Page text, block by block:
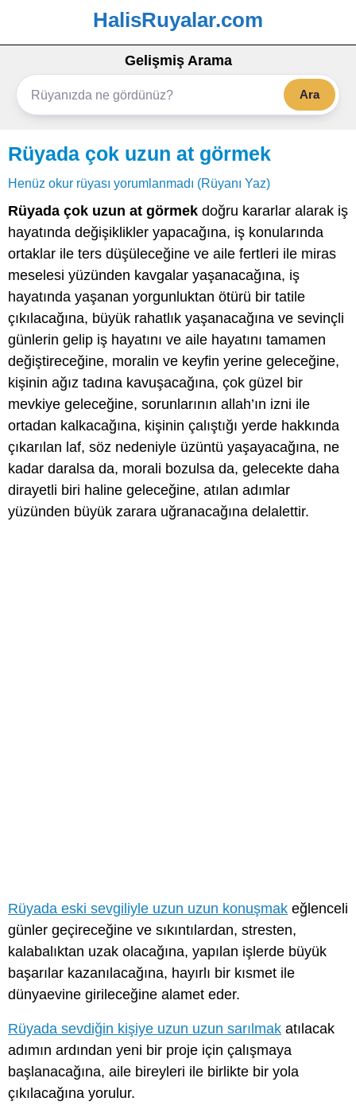
HalisRuyalar.com
Gelişmiş Arama
Ara
Rüyada çok uzun at görmek
Henüz okur rüyası yorumlanmadı (Rüyanı Yaz)
Rüyada çok uzun at görmek doğru kararlar alarak iş
hayatında değişiklikler yapacağına, iş konularında
ortaklar ile ters düşüleceğine ve aile fertleri ile miras
meselesi yüzünden kavgalar yaşanacağına, iş
hayatında yaşanan yorgunluktan ötürü bir tatile
çıkılacağına, büyük rahatlık yaşanacağına ve sevinçli
günlerin gelip iş hayatını ve aile hayatını tamamen
değiştireceğine, moralin ve keyfin yerine geleceğine,
kişinin ağız tadına kavuşacağına, çok güzel bir
mevkiye geleceğine, sorunlarının allah’ın izni ile
ortadan kalkacağına, kişinin çalıştığı yerde hakkında
çıkarılan laf, söz nedeniyle üzüntü yaşayacağına, ne
kadar daralsa da, morali bozulsa da, gelecekte daha
dirayetli biri haline geleceğine, atılan adımlar
yüzünden büyük zarara uğranacağına delalettir.
Rüyada eski sevgiliyle uzun uzun konuşmak eğlenceli
günler geçireceğine ve sıkıntılardan, stresten,
kalabalıktan uzak olacağına, yapılan işlerde büyük
başarılar kazanılacağına, hayırlı bir kısmet ile
dünyaevine girileceğine alamet eder.
Rüyada sevdiğin kişiye uzun uzun sarılmak atılacak
adımın ardından yeni bir proje için çalışmaya
başlanacağına, aile bireyleri ile birlikte bir yola
çıkılacağına yorulur.